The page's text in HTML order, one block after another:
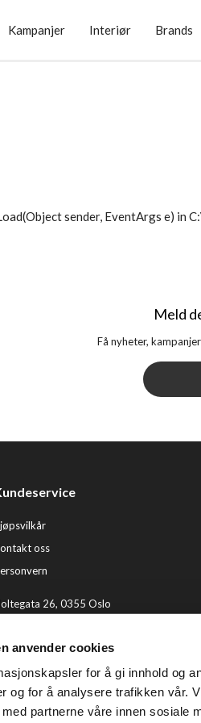
anvender cookies
for å gi innhold og
og for å analysere trafikken vår.
partnerne våre innen sosiale
Kampanjer Interiør Brands
sender, EventArgs e)
Meld
Få nyheter,
oss
26, 0355 Oslo
post:kundeservice@tendenz.net